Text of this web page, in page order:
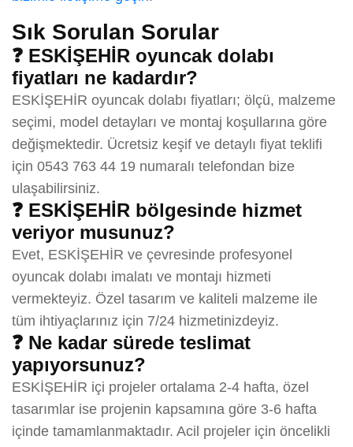
Sık Sorulan Sorular
❓ ESKİŞEHİR oyuncak dolabı
fiyatları ne kadardır?
ESKİŞEHİR oyuncak dolabı fiyatları; ölçü, malzeme
seçimi, model detayları ve montaj koşullarına göre
değişmektedir. Ücretsiz keşif ve detaylı fiyat teklifi
için 0543 763 44 19 numaralı telefondan bize
ulaşabilirsiniz.
❓ ESKİŞEHİR bölgesinde hizmet
veriyor musunuz?
Evet, ESKİŞEHİR ve çevresinde profesyonel
oyuncak dolabı imalatı ve montajı hizmeti
vermekteyiz. Özel tasarım ve kaliteli malzeme ile
tüm ihtiyaçlarınız için 7/24 hizmetinizdeyiz.
❓ Ne kadar sürede teslimat
yapıyorsunuz?
ESKİŞEHİR içi projeler ortalama 2-4 hafta, özel
tasarımlar ise projenin kapsamına göre 3-6 hafta
içinde tamamlanmaktadır. Acil projeler için öncelikli